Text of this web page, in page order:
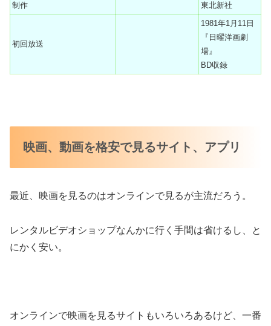
制作
東北新社
初回放送
1981年1月11日
『日曜洋画劇
場』
BD収録
映画、動画を格安で見るサイト、アプリ
最近、映画を見るのはオンラインで見るが主流だろう。
レンタルビデオショップなんかに行く手間は省けるし、と
にかく安い。
オンラインで映画を見るサイトもいろいろあるけど、一番